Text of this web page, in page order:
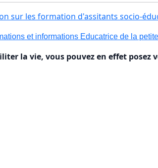
sur les formation d'assitants socio-
et informations Educatrice de la
la vie, vous pouvez en effet posez